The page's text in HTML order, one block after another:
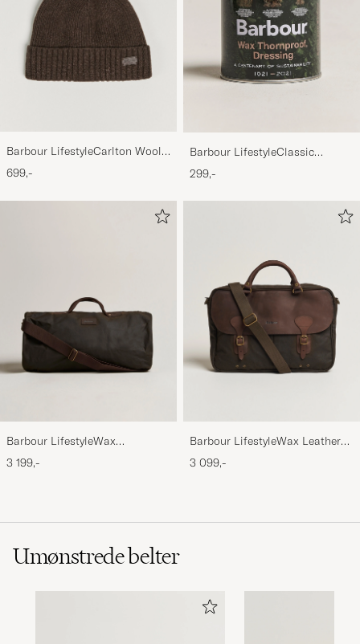
Barbour LifestyleCarlton Wool
BeanieMid Brown
699,-
Barbour LifestyleClassic
Thornproof Dressing
299,-
Barbour LifestyleWax
HoldallOlive
3 199,-
Barbour LifestyleWax Leather
Briefcase Olive
3 099,-
Umønstrede belter